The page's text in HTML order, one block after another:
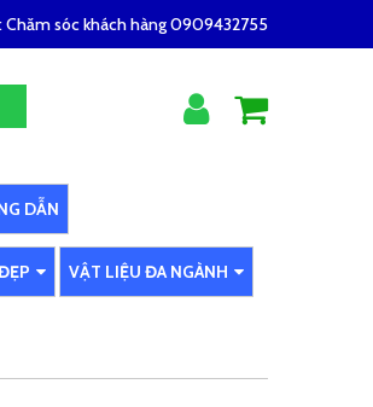
Chăm sóc khách hàng 0909432755
DẪN
VẬT LIỆU ĐA NGÀNH